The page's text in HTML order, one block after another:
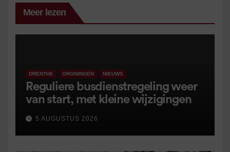
Meer lezen
DRENTHE GRONINGEN NIEUWS
Reguliere busdienstregeling weer
van start, met kleine wijzigingen
5 AUGUSTUS 2026